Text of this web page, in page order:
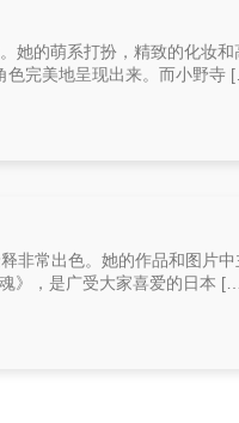
她的萌系打扮，精致的化妆和
色完美地呈现出来。而小野寺
非常出色。她的作品和图片中
》，是广受大家喜爱的日本